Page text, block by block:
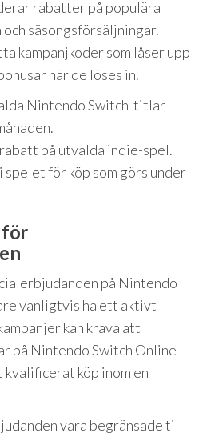
rabatter på populära
säsongsförsäljningar.
kampanjkoder som låser upp
när de löses in.
Nintendo Switch-titlar
rabatt på utvalda indie-spel.
spelet för köp som görs under
för
på Nintendo
vanligtvis ha ett aktivt
kan kräva att
på Nintendo Switch Online
köp inom en
vara begränsade till